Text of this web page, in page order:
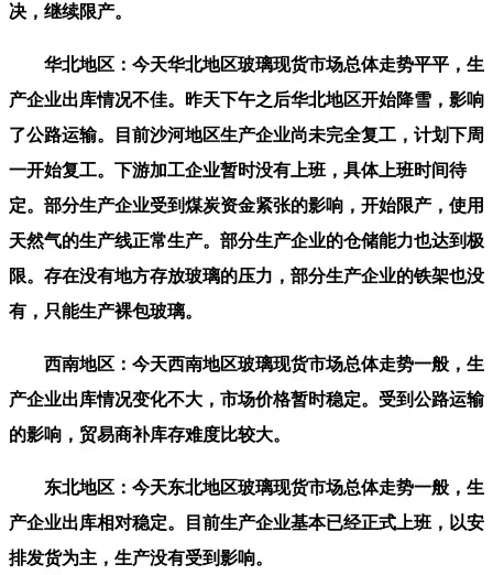
决，继续限产。
华北地区：今天华北地区玻璃现货市场总体走势平平，生
产企业出库情况不佳。昨天下午之后华北地区开始降雪，影响
了公路运输。目前沙河地区生产企业尚未完全复工，计划下周
一开始复工。下游加工企业暂时没有上班，具体上班时间待
定。部分生产企业受到煤炭资金紧张的影响，开始限产，使用
天然气的生产线正常生产。部分生产企业的仓储能力也达到极
限。存在没有地方存放玻璃的压力，部分生产企业的铁架也没
有，只能生产裸包玻璃。
西南地区：今天西南地区玻璃现货市场总体走势一般，生
产企业出库情况变化不大，市场价格暂时稳定。受到公路运输
的影响，贸易商补库存难度比较大。
东北地区：今天东北地区玻璃现货市场总体走势一般，生
产企业出库相对稳定。目前生产企业基本已经正式上班，以安
排发货为主，生产没有受到影响。